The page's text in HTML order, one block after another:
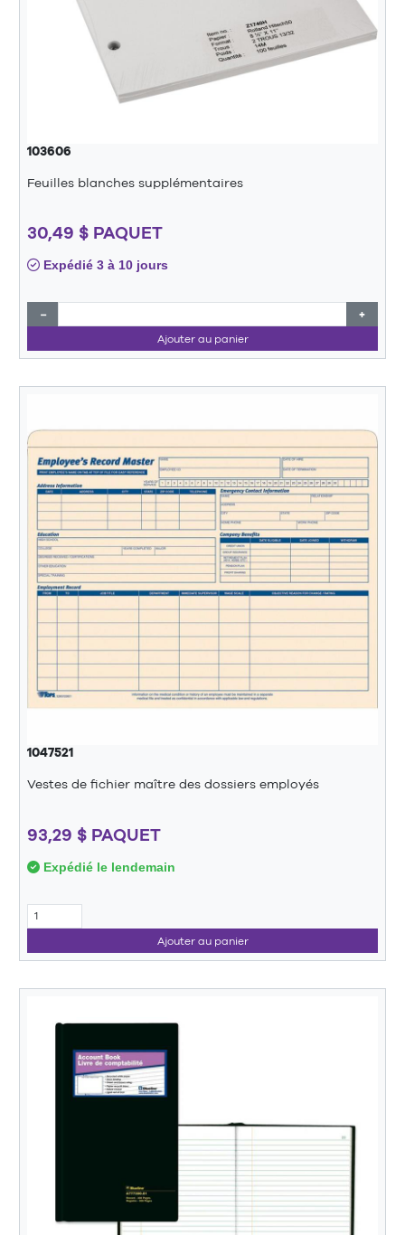
103606
Feuilles blanches supplémentaires
30,49 $ PAQUET
Expédié 3 à 10 jours
− +
Ajouter au panier
1047521
Vestes de fichier maître des dossiers employés
93,29 $ PAQUET
Expédié le lendemain
Ajouter au panier